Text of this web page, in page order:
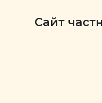
Сайт